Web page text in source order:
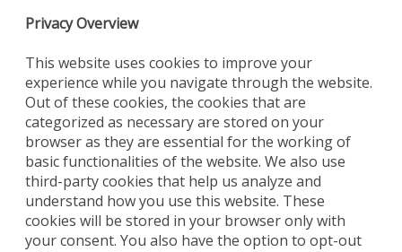
Privacy Overview
This website uses cookies to improve your
experience while you navigate through the website.
Out of these cookies, the cookies that are
categorized as necessary are stored on your
browser as they are essential for the working of
basic functionalities of the website. We also use
third-party cookies that help us analyze and
understand how you use this website. These
cookies will be stored in your browser only with
your consent. You also have the option to opt-out